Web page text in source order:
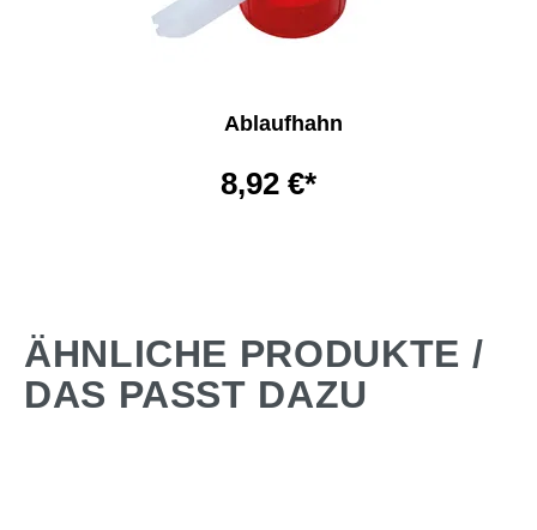
Ablaufhahn
8,92 €*
ÄHNLICHE PRODUKTE /
DAS PASST DAZU